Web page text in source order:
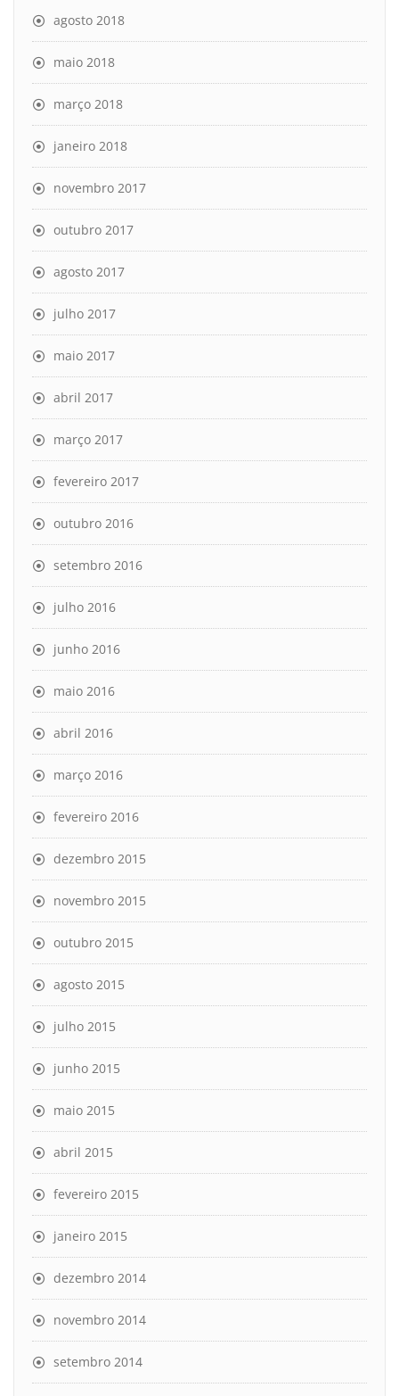
agosto 2018
maio 2018
março 2018
janeiro 2018
novembro 2017
outubro 2017
agosto 2017
julho 2017
maio 2017
abril 2017
março 2017
fevereiro 2017
outubro 2016
setembro 2016
julho 2016
junho 2016
maio 2016
abril 2016
março 2016
fevereiro 2016
dezembro 2015
novembro 2015
outubro 2015
agosto 2015
julho 2015
junho 2015
maio 2015
abril 2015
fevereiro 2015
janeiro 2015
dezembro 2014
novembro 2014
setembro 2014